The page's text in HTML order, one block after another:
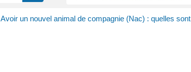
Avoir un nouvel animal de compagnie (Nac) : quelles sont